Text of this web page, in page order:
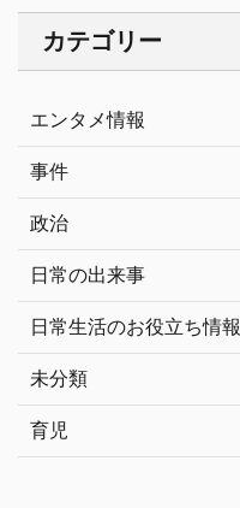
カテゴリー
エンタメ情報
事件
政治
日常の出来事
日常生活のお役立ち情報
未分類
育児